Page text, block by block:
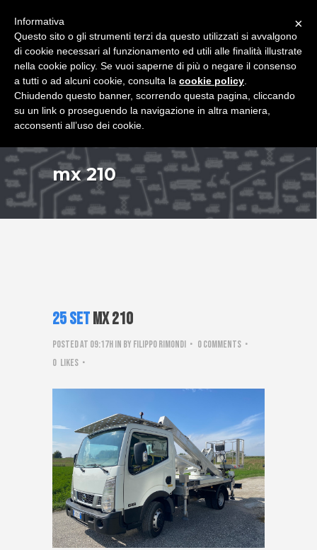
mx 210
25 Setmx 210
Posted at 09:17hin by Filippo Rimondi
0 Comments
0 Likes
×
Informativa
Questo sito o gli strumenti terzi da questo utilizzati si avvalgono
di cookie necessari al funzionamento ed utili alle finalità illustrate
nella cookie policy. Se vuoi saperne di più o negare il consenso
a tutti o ad alcuni cookie, consulta la cookie policy
Chiudendo questo banner, scorrendo questa pagina, cliccando
su un link o proseguendo la navigazione in altra maniera,
acconsenti all’uso dei cookie.